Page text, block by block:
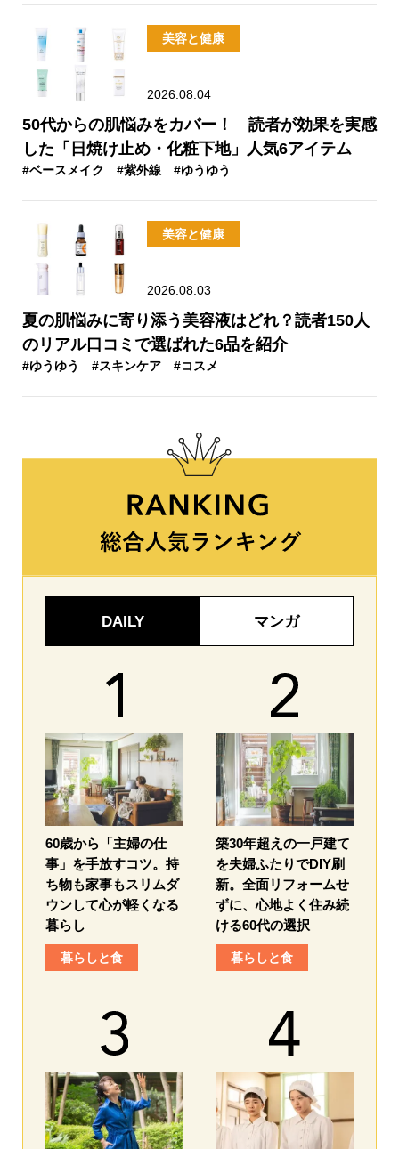
美容と健康
2026.08.04
50代からの肌悩みをカバー！ 読者が効果を実感
した「日焼け止め・化粧下地」人気6アイテム
#ベースメイク #紫外線 #ゆうゆう
美容と健康
2026.08.03
夏の肌悩みに寄り添う美容液はどれ？読者150人
のリアル口コミで選ばれた6品を紹介
#ゆうゆう #スキンケア #コスメ
DAILY マンガ
60歳から「主婦の仕
事」を手放すコツ。持
ち物も家事もスリムダ
ウンして心が軽くなる
暮らし
暮らしと食
築30年超えの一戸建て
を夫婦ふたりでDIY刷
新。全面リフォームせ
ずに、心地よく住み続
ける60代の選択
暮らしと食